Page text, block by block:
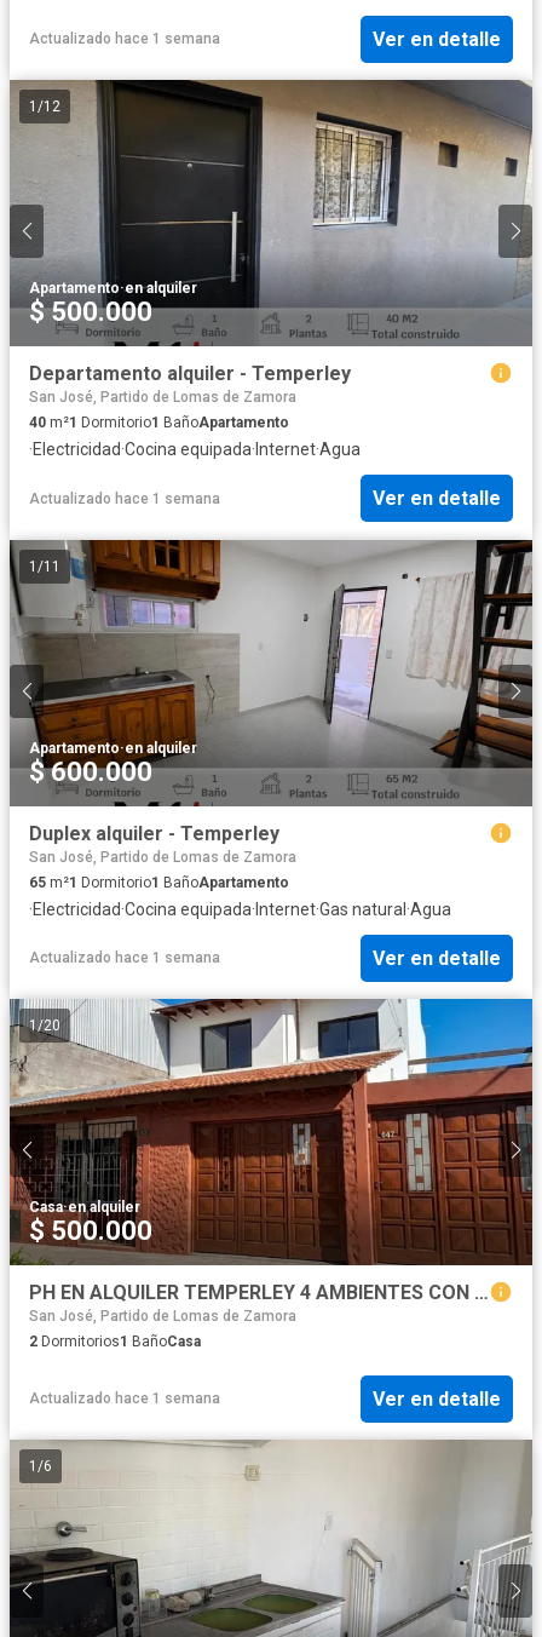
Actualizado hace 1 semana Ver en detalle
1 /12
Apartamento·en alquiler
$ 500.000
Departamento alquiler - Temperley
San José, Partido de Lomas de Zamora
40 m²1 Dormitorio1 BañoApartamento
·Electricidad·Cocina equipada· Internet·Agua
Actualizado hace 1 semana Ver en detalle
1 /11
Apartamento·en alquiler
$ 600.000
Duplex alquiler - Temperley
San José, Partido de Lomas de Zamora
65 m²1 Dormitorio1 BañoApartamento
·Electricidad·Cocina equipada·Internet·Gas natural·Agua
Actualizado hace 1 semana Ver en detalle
1/20
Casa·en alquiler
$ 500.000
PH EN ALQUILER TEMPERLEY 4 AMBIENTES CON COCHERA
San José, Partido de Lomas de Zamora
2 Dormitorios1 BañoCasa
Actualizado hace 1 semana Ver en detalle
1 /6